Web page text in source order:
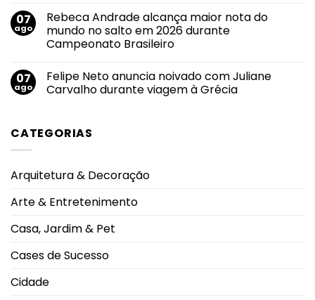
principais
emissoras
do
Triângulo
uso
de
cigarros
eletrônicos
antecipa
lesões
pulmonares
oncológico
em
Agosto
Lilás
2026:
transformar
em
proteção
07
ago
Rebeca Andrade alcança maior nota do
mundo no salto em 2026 durante
Campeonato Brasileiro
em
Rebeca
Andrade
do
mundo
2026
Brasileiro
07
ago
Felipe Neto anuncia noivado com Juliane
Carvalho durante viagem à Grécia
Felipe
Neto
Juliane
viagem
Grécia
CATEGORIAS
Arquitetura & Decoração
Arte & Entretenimento
Casa, Jardim & Pet
Cases de Sucesso
Cidade